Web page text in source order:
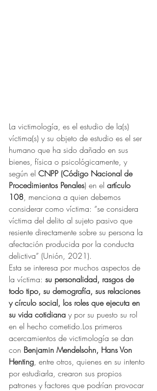
La victimología, es el estudio de la(s)
víctima(s) y su objeto de estudio es el ser
humano que ha sido dañado en sus
bienes, física o psicológicamente, y
según el CNPP (Código Nacional de
Procedimientos Penales) en el artículo
108, menciona a quien debemos
considerar como víctima: “se considera
víctima del delito al sujeto pasivo que
resiente directamente sobre su persona la
afectación producida por la conducta
delictiva” (Unión, 2021).
Esta se interesa por muchos aspectos de
la víctima: su personalidad, rasgos de
todo tipo, su demografía, sus relaciones
y círculo social, los roles que ejecuta en
su vida cotidiana y por su puesto su rol
en el hecho cometido.Los primeros
acercamientos de victimología se dan
con Benjamin Mendelsohn, Hans Von
Henting, entre otros, quienes en su intento
por estudiarla, crearon sus propios
patrones y factores que podrían provocar